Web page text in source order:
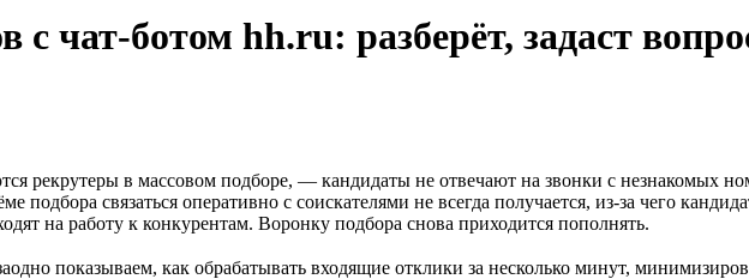
с чат-ботом hh.ru: разберёт, задаст
рекрутеры в массовом подборе, — кандидаты не отвечают на звонки с незнакомых
связаться оперативно с соискателями не всегда получается, из-за чего
на работу к конкурентам. Воронку подбора снова приходится пополнять.
показываем, как обрабатывать входящие отклики за несколько минут,